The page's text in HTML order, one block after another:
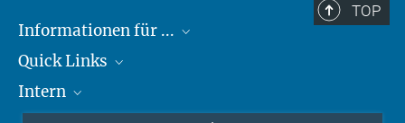
TOP
Informationen für ...
Lieferanten
Studierende
Quick Links
Max-Planck-Gesellschaft
Intern